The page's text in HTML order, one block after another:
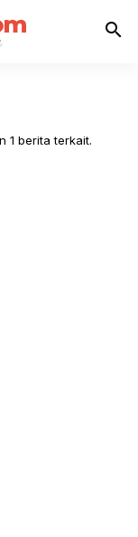
search
1 berita terkait.